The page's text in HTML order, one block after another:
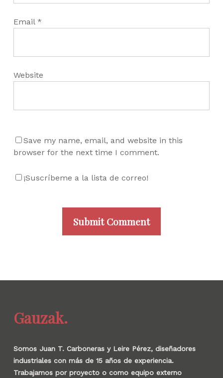
Email *
Website
Save my name, email, and website in this
browser for the next time I comment.
¡Suscríbeme a la lista de correo!
Gauzak.
Somos Juan T. Carboneras y Leire Pérez, diseñadores
industriales con más de 15 años de experiencia.
Trabajamos por proyecto o como equipo externo